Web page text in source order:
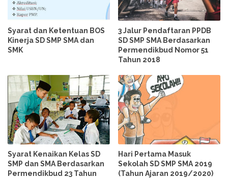
Syarat dan Ketentuan BOS
Kinerja SD SMP SMA dan
SMK
3 Jalur Pendaftaran PPDB
SD SMP SMA Berdasarkan
Permendikbud Nomor 51
Tahun 2018
Syarat Kenaikan Kelas SD
SMP dan SMA Berdasarkan
Permendikbud 23 Tahun
Hari Pertama Masuk
Sekolah SD SMP SMA 2019
(Tahun Ajaran 2019/2020)